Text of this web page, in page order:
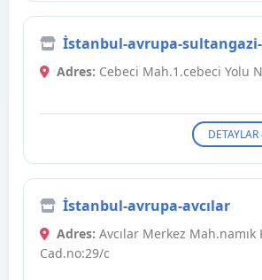
İstanbul-avrupa-
Adres: Cebeci Mah.1.cebeci Yolu
İstanbul-avrupa-avcılar
Adres: Avcılar Merkez Mah.namık
Cad.no:29/c